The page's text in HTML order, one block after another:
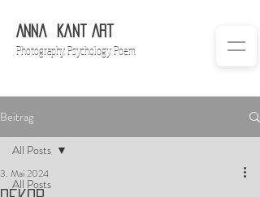
Anna Kant Art
Photography. Psychology. Poem
Beitrag
All Posts
All Posts
3. Mai 2024